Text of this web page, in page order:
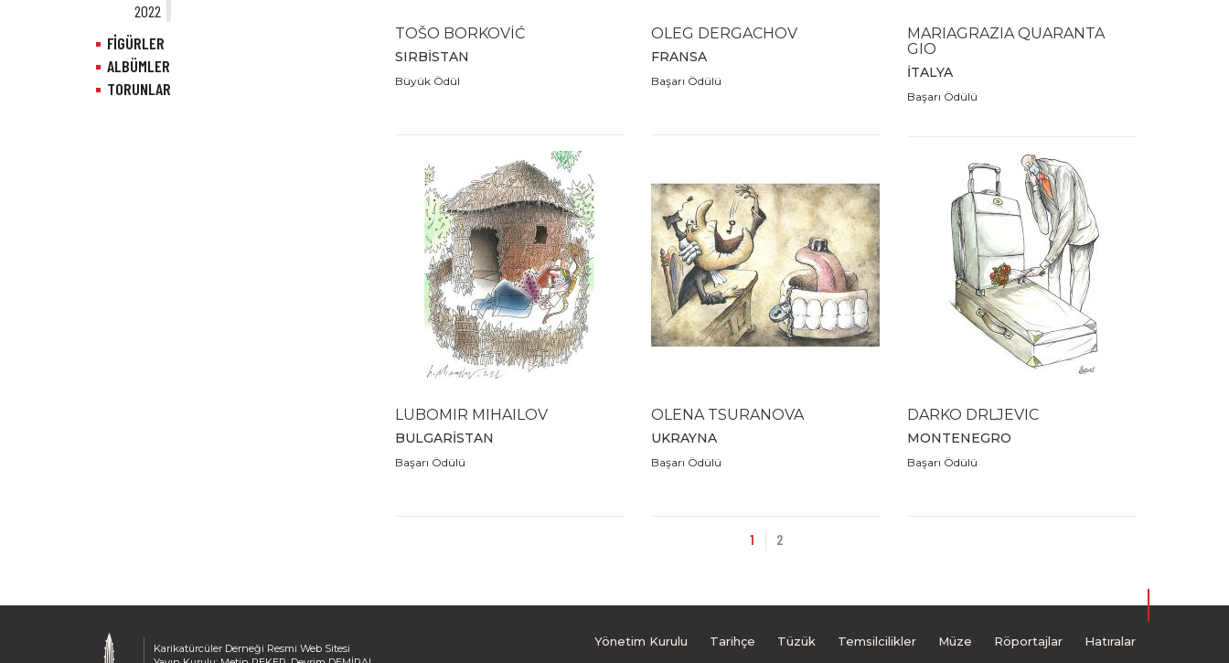
2022
2021
2020
2019
1996
1994
FİGÜRLER
ALBÜMLER
TORUNLAR
TOŠO BORKOVİĆ
SIRBİSTAN
Büyük Ödül
OLEG DERGACHOV
FRANSA
Başarı Ödülü
MARIAGRAZIA QUARANTA
GIO
İTALYA
Başarı Ödülü
LUBOMIR MIHAILOV
BULGARİSTAN
Başarı Ödülü
OLENA TSURANOVA
UKRAYNA
Başarı Ödülü
DARKO DRLJEVIC
MONTENEGRO
Başarı Ödülü
1 2
Karikatürcüler Derneği Resmi Web Sitesi
Yönetim Kurulu Tarihçe Tüzük Temsilcilikler Müze Röportajlar Hatıralar